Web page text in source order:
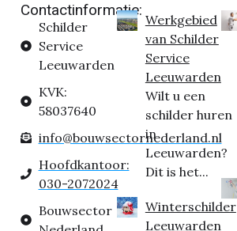
Contactinformatie:
Schilder
Service
Leeuwarden
KVK:
58037640
info@bouwsectornederland.nl
Hoofdkantoor:
030-2072024
Bouwsector
Werkgebied
van Schilder
Service
Leeuwarden
Wilt u een
schilder huren
in
Leeuwarden?
Dit is het...
Winterschilder
Leeuwarden